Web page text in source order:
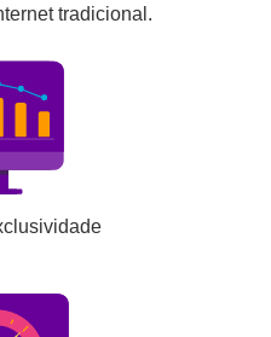
tradicional.